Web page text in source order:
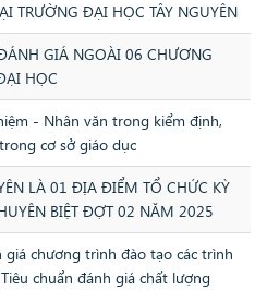
TRƯỜNG ĐẠI HỌC TÂY NGUYÊN
GIÁ NGOÀI 06 CHƯƠNG
HỌC
- Nhân văn trong kiểm định,
cơ sở giáo dục
LÀ 01 ĐỊA ĐIỂM TỔ CHỨC KỲ
BIỆT ĐỢT 02 NĂM 2025
giá chương trình đào tạo các trình
chuẩn đánh giá chất lượng